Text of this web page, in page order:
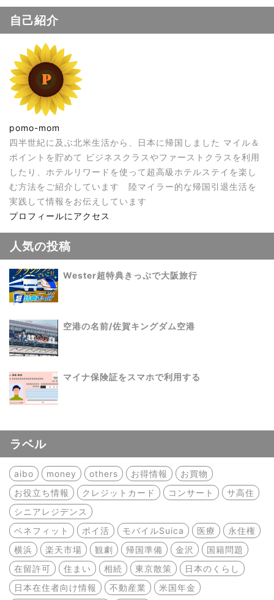
自己紹介
pomo-mom
四半世紀に及ぶ北米生活から、日本に帰国しました マイル＆
ポイントを貯めて ビジネスクラスやファーストクラスを利用
したり、ホテルリワードを使って超高級ホテルステイを楽し
む方法をご紹介しています 陸マイラー的な帰国引退生活を
実践して情報をお伝えしています
プロフィールにアクセス
人気の投稿
Wester超特典きっぷで大阪旅行
空港の名前/佐賀キングダム空港
マイナ保険証をスマホで利用する
ラベル
aibo money others お得情報
お買物
お役立ち情報
クレジットカード コンサート
サ高住
シニアレジデンス
ベネフィット
ポイ活 モバイルSuica 医療
永住権
横浜
楽天市場 観劇 帰国準備 金沢
国籍問題
在留許可
住まい 相続 東京散策
日本のくらし
日本在住者向け情報
不動産業
米国年金